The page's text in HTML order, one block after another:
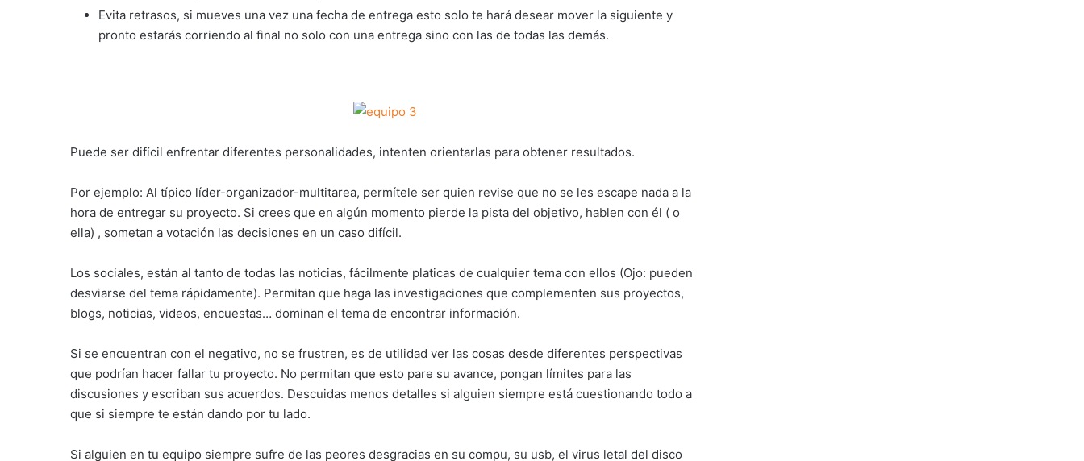
Evita retrasos, si mueves una vez una fecha de entrega esto solo te hará desear mover la siguiente y
pronto estarás corriendo al final no solo con una entrega sino con las de todas las demás.
Puede ser difícil enfrentar diferentes personalidades, intenten orientarlas para obtener resultados.
Por ejemplo: Al típico líder-organizador-multitarea, permítele ser quien revise que no se les escape nada a la
hora de entregar su proyecto. Si crees que en algún momento pierde la pista del objetivo, hablen con él ( o
ella) , sometan a votación las decisiones en un caso difícil.
Los sociales, están al tanto de todas las noticias, fácilmente platicas de cualquier tema con ellos (Ojo: pueden
desviarse del tema rápidamente). Permitan que haga las investigaciones que complementen sus proyectos,
blogs, noticias, videos, encuestas… dominan el tema de encontrar información.
Si se encuentran con el negativo, no se frustren, es de utilidad ver las cosas desde diferentes perspectivas
que podrían hacer fallar tu proyecto. No permitan que esto pare su avance, pongan límites para las
discusiones y escriban sus acuerdos. Descuidas menos detalles si alguien siempre está cuestionando todo a
que si siempre te están dando por tu lado.
Si alguien en tu equipo siempre sufre de las peores desgracias en su compu, su usb, el virus letal del disco